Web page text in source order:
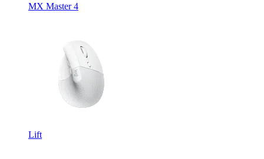
MX Master 4
Lift